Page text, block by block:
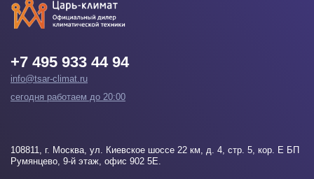
+7 495 933 44 94
info@tsar-climat.ru
сегодня работаем до 20:00
108811, г. Москва, ул. Киевское шоссе 22 км, д. 4, стр. 5, кор. Е БП
Румянцево, 9-й этаж, офис 902 5Е.